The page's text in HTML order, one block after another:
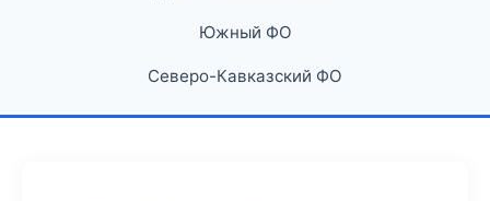
Южный ФО
Северо-Кавказский ФО